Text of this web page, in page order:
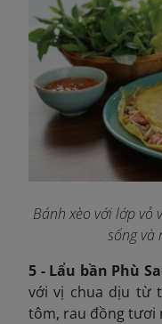
Bánh xèo với lớp vỏ
sống và
5 - Lẩu bần Phù
với vị chua dịu từ
tôm, rau đồng tươi